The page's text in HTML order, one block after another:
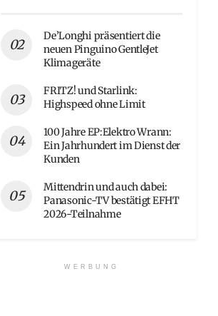
De’Longhi präsentiert die
neuen Pinguino GentleJet
Klimageräte
FRITZ! und Starlink:
Highspeed ohne Limit
100 Jahre EP:Elektro Wrann:
Ein Jahrhundert im Dienst der
Kunden
Mittendrin und auch dabei:
Panasonic-TV bestätigt EFHT
2026-Teilnahme
WERBUNG